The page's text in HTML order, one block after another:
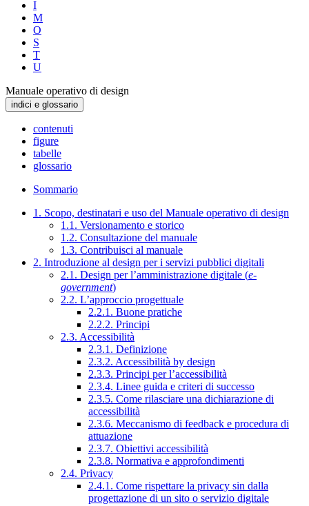
I
M
O
S
T
U
Manuale operativo di design
indici e glossario
contenuti
figure
tabelle
glossario
Sommario
1. Scopo, destinatari e uso del Manuale operativo di design
1.1. Versionamento e storico
1.2. Consultazione del manuale
1.3. Contribuisci al manuale
2. Introduzione al design per i servizi pubblici digitali
2.1. Design per l’amministrazione digitale (e-
government)
2.2. L’approccio progettuale
2.2.1. Buone pratiche
2.2.2. Principi
2.3. Accessibilità
2.3.1. Definizione
2.3.2. Accessibilità by design
2.3.3. Principi per l’accessibilità
2.3.4. Linee guida e criteri di successo
2.3.5. Come rilasciare una dichiarazione di
accessibilità
2.3.6. Meccanismo di feedback e procedura di
attuazione
2.3.7. Obiettivi accessibilità
2.3.8. Normativa e approfondimenti
2.4. Privacy
2.4.1. Come rispettare la privacy sin dalla
progettazione di un sito o servizio digitale